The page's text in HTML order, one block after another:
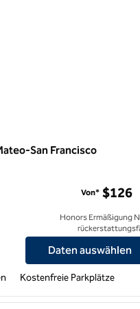
San Francisco
Inn & Suites San Mateo-
Von* $126
Honors Ermäßigung
Daten auswählen
Kostenfreie Parkplätze